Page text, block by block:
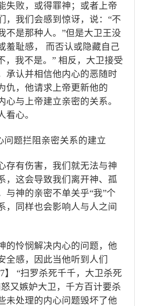
失败，或得罪神；或者上帝
，我们会感到惊讶，说： “不
不是那种人。 ”但是大卫王没
羞耻感，
而否认或隐藏自己
，我不是。 ” 相反，大卫接受
承认并相信他内心的恶随时
仇，他请求上帝更新他的
心与上帝建立亲密的关系。
看心。
问题拦阻亲密关系的建立
存有伤害，我们就无法与神
，这会导致我们离开神、孤
与神的亲密不单关乎“我”个
，同样也会影响人与人之间
的怜悯解决内心的问题，他
全感，因此当他听到人们
】 “扫罗杀死千千，大卫杀死
又嫉妒大卫，千方百计要杀
未处理的内心问题毁坏了他